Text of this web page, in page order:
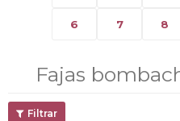
6 7 8
Fajas